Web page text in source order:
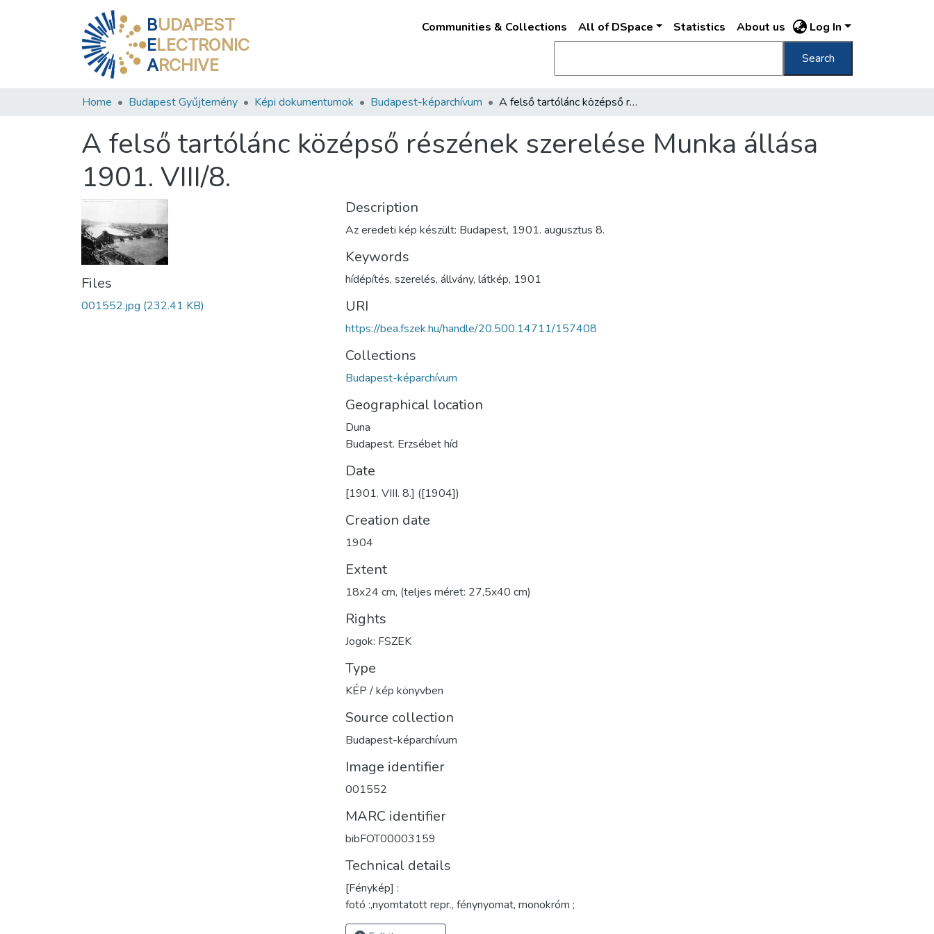
BUDAPEST
ELECTRONIC
ARCHIVE
Communities & Collections All of DSpace Statistics About us Log In
Search
Home Budapest Gyűjtemény Képi dokumentumok Budapest-képarchívum A felső tartólánc középső részének szerelése Munka állása 1901. VIII/8.
A felső tartólánc középső részének szerelése Munka állása
1901. VIII/8.
Files
001552.jpg (232.41 KB)
Description
Az eredeti kép készült: Budapest, 1901. augusztus 8.
Keywords
hídépítés, szerelés, állvány, látkép, 1901
URI
https://bea.fszek.hu/handle/20.500.14711/157408
Collections
Budapest-képarchívum
Geographical location
Duna
Budapest. Erzsébet híd
Date
[1901. VIII. 8.] ([1904])
Creation date
1904
Extent
18x24 cm, (teljes méret: 27,5x40 cm)
Rights
Jogok: FSZEK
Type
KÉP / kép könyvben
Source collection
Budapest-képarchívum
Image identifier
001552
MARC identifier
bibFOT00003159
Technical details
[Fénykép] :
fotó :,nyomtatott repr., fénynyomat, monokróm ;